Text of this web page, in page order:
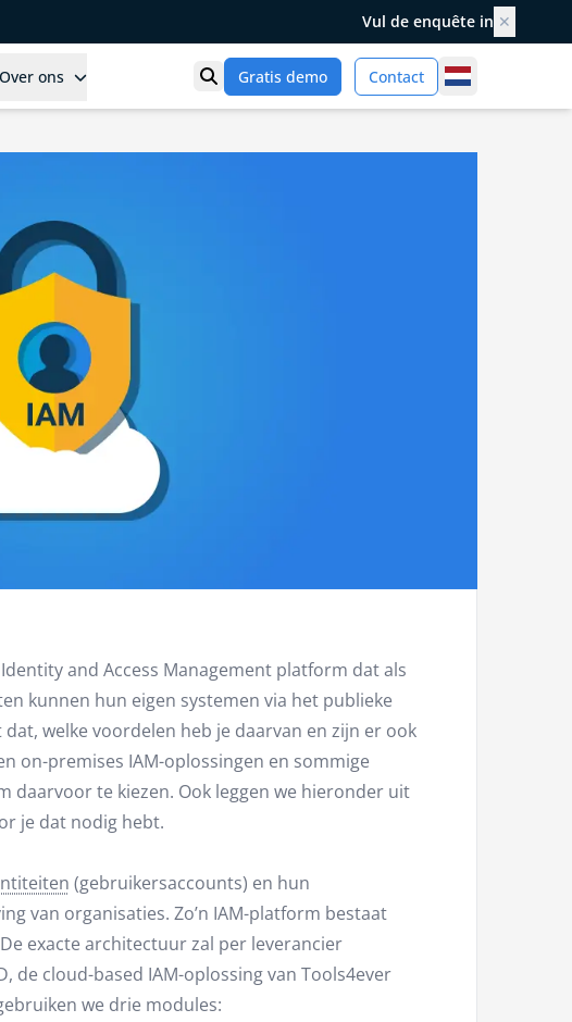
Vul de enquête in ✕
Over ons Toon zoek
Gratis demo Contact Netherlands
and Access Management platform dat als
kunnen hun eigen systemen via het publieke
welke voordelen heb je daarvan en zijn er ook
on-premises IAM-oplossingen en sommige
daarvoor te kiezen. Ook leggen we hieronder uit
je dat nodig hebt.
(gebruikersaccounts) en hun
van organisaties. Zo’n IAM-platform bestaat
exacte architectuur zal per leverancier
de cloud-based IAM-oplossing van Tools4ever
we drie modules: